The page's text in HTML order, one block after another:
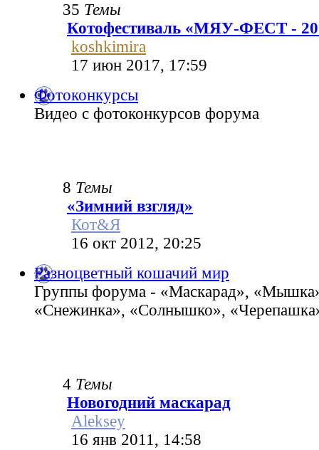
35 Темы
Котофестиваль «МЯУ-ФЕСТ -
koshkimira
17 июн 2017, 17:59
Фотоконкурсы
Видео с фотоконкурсов форума
8 Темы
«Зимний взгляд»
Кот&Я
16 окт 2012, 20:25
Разноцветный кошачий мир
Группы форума - «Маскарад»,
«Снежинка», «Солнышко»,
4 Темы
Новогодний маскарад
Aleksey
16 янв 2011, 14:58